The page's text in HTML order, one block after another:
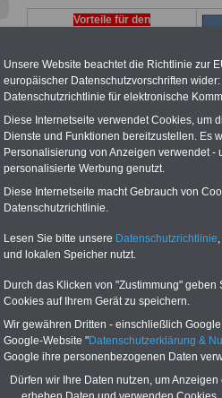
Vorteile für den
Berufsunfähigkeitsabsicherung
-Krankenzusatzversicherung-
Online-Vergleich Gesetzliche
Zahnzusatzversicherung-
Ihr
den Fall der
Leben
Unsere Website beachtet die Richtlinie zur
europäischer Datenschutzvorschriften
Datenschutzrichtlinie für elektronische
Diese Internetseite verwendet Cookies, um
Dienste und Funktionen bereitzustellen. Es
Personalisierung von Anzeigen verwendet
personalisierte Werbung genutzt.
Diese Internetseite macht Gebrauch von
Datenschutzrichtlinie.
Lesen Sie bitte unsere Datenschutzrichtlinie
und lokalen Speicher nutzt.
Durch das Klicken von "Zustimmung"
Cookies auf Ihrem Gerät zu speichern.
Wir gewähren Dritten - einschließlich
Google-Website "Datenschutzerklärung &
Google ihre personenbezogenen Daten
Dürfen wir Ihre Daten nutzen, um